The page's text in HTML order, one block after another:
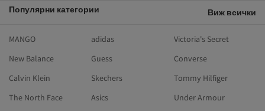
Популярни категории Виж всички
MANGO adidas
Victoria's Secret
New Balance
Guess
Converse
Calvin Klein
Skechers
Tommy Hilfiger
The North Face
Asics
Under Armour